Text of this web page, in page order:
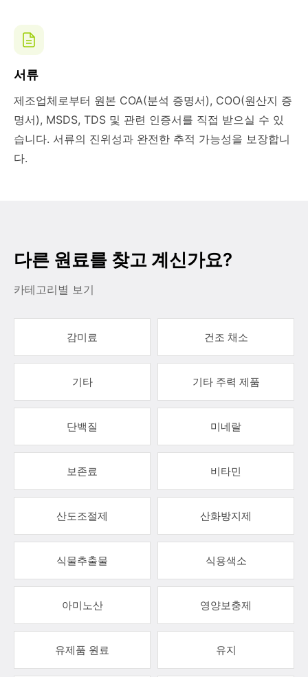
서류
제조업체로부터 원본 COA(분석 증명서), COO(원산지 증
명서), MSDS, TDS 및 관련 인증서를 직접 받으실 수 있
습니다. 서류의 진위성과 완전한 추적 가능성을 보장합니
다.
다른 원료를 찾고 계신가요?
카테고리별 보기
감미료 건조 채소
기타 기타 주력 제품
단백질 미네랄
보존료 비타민
산도조절제 산화방지제
식물추출물 식용색소
아미노산 영양보충제
유제품 원료 유지